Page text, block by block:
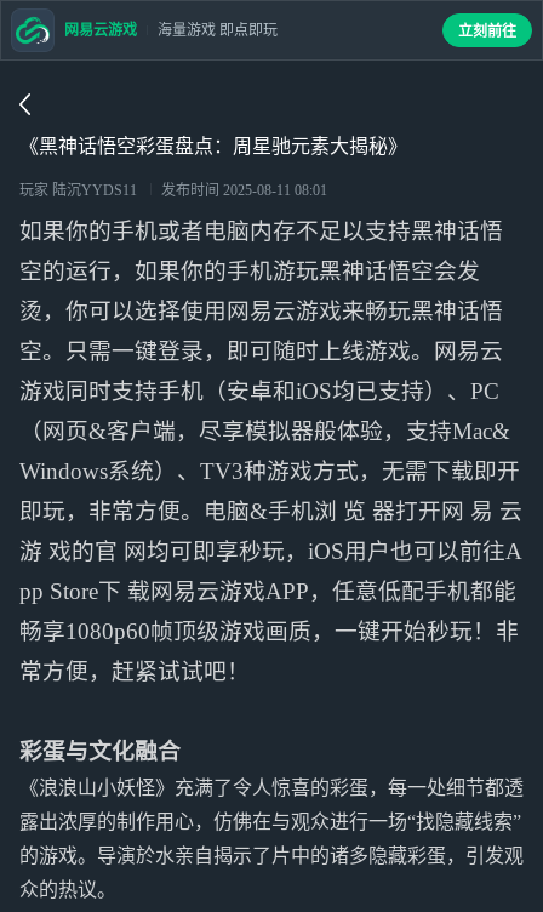
《黑神话悟空彩蛋盘点：周星驰元素大揭秘》
玩家 陆沉YYDS11 发布时间 2025-08-11 08:01
如果你的手机或者电脑内存不足以支持黑神话悟
空的运行，如果你的手机游玩黑神话悟空会发
烫，你可以选择使用网易云游戏来畅玩黑神话悟
空。只需一键登录，即可随时上线游戏。网易云
游戏同时支持手机（安卓和iOS均已支持）、PC
（网页&客户端，尽享模拟器般体验，支持Mac&
Windows系统）、TV3种游戏方式，无需下载即开
即玩，非常方便。电脑&手机浏 览 器打开网 易 云
游 戏的官 网均可即享秒玩，iOS用户也可以前往A
pp Store下 载网易云游戏APP，任意低配手机都能
畅享1080p60帧顶级游戏画质，一键开始秒玩！非
常方便，赶紧试试吧！
彩蛋与文化融合
《浪浪山小妖怪》充满了令人惊喜的彩蛋，每一处细节都透
露出浓厚的制作用心，仿佛在与观众进行一场“找隐藏线索”
的游戏。导演於水亲自揭示了片中的诸多隐藏彩蛋，引发观
众的热议。
网易云游戏 海量游戏 即点即玩 立刻前往